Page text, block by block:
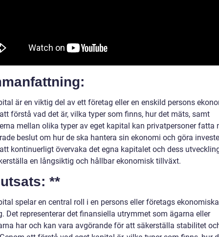
är en viktig del av ett företag eller en enskild persons
förstå vad det är, vilka typer som finns, hur det mäts, samt
mellan olika typer av eget kapital kan privatpersoner fatta
beslut om hur de ska hantera sin ekonomi och göra
kontinuerligt övervaka det egna kapitalet och dess
en långsiktig och hållbar ekonomisk tillväxt.
**
spelar en central roll i en persons eller företags ekonomiska
Det representerar det finansiella utrymmet som ägarna eller
har och kan vara avgörande för att säkerställa stabilitet